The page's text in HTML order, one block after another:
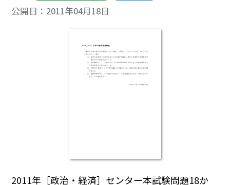
公開日： 2011年04月18日
2011年［政治・経済］センター本試験問題18か